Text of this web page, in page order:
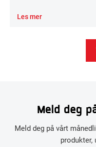
Les mer
Meld deg
Meld deg på vårt
produkter,